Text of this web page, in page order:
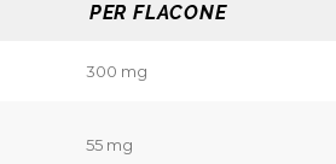
PER FLACONE
300 mg
55 mg